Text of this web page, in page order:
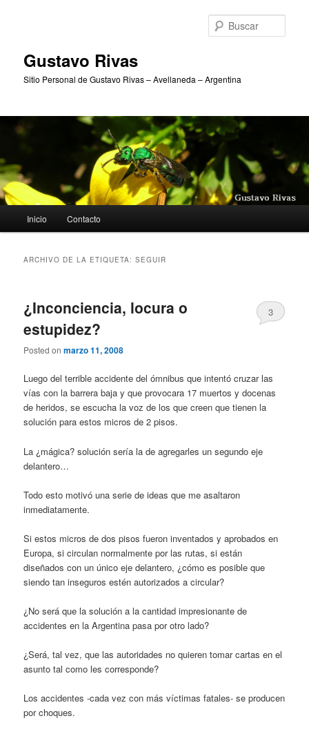
Gustavo Rivas
Sitio Personal de Gustavo Rivas – Avellaneda – Argentina
principal
Inicio Contacto
ARCHIVO DE LA ETIQUETA:SEGUIR
¿Inconciencia, locura o
estupidez?
Posted onmarzo 11, 2008
3
Luego del terrible accidente del ómnibus que intentó cruzar las
vías con la barrera baja y que provocara 17 muertos y docenas
de heridos, se escucha la voz de los que creen que tienen la
solución para estos micros de 2 pisos.
La ¿mágica? solución sería la de agregarles un segundo eje
delantero…
Todo esto motivó una serie de ideas que me asaltaron
inmediatamente.
Si estos micros de dos pisos fueron inventados y aprobados en
Europa, si circulan normalmente por las rutas, si están
diseñados con un único eje delantero, ¿cómo es posible que
siendo tan inseguros estén autorizados a circular?
¿No será que la solución a la cantidad impresionante de
accidentes en la Argentina pasa por otro lado?
¿Será, tal vez, que las autoridades no quieren tomar cartas en el
asunto tal como les corresponde?
Los accidentes -cada vez con más víctimas fatales- se producen
por choques.